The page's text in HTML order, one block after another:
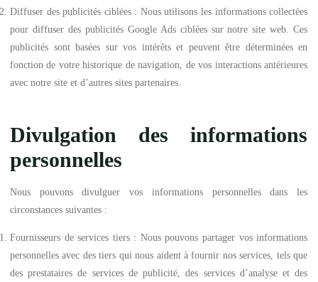
Diffuser des publicités ciblées : Nous utilisons les informations collectées
pour diffuser des publicités Google Ads ciblées sur notre site web. Ces
publicités sont basées sur vos intérêts et peuvent être déterminées en
fonction de votre historique de navigation, de vos interactions antérieures
avec notre site et d’autres sites partenaires.
Divulgation des informations
personnelles
Nous pouvons divulguer vos informations personnelles dans les
circonstances suivantes :
Fournisseurs de services tiers : Nous pouvons partager vos informations
personnelles avec des tiers qui nous aident à fournir nos services, tels que
des prestataires de services de publicité, des services d’analyse et des